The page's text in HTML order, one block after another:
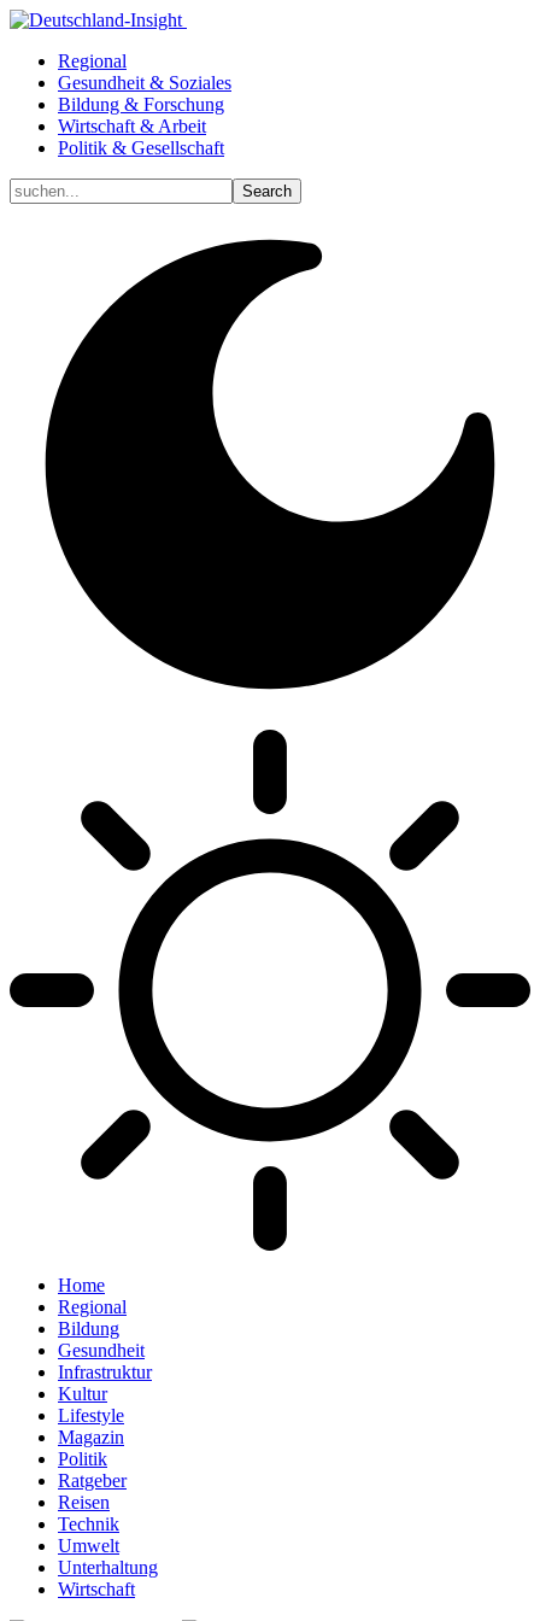
Regional
Gesundheit & Soziales
Bildung & Forschung
Wirtschaft & Arbeit
Politik & Gesellschaft
Home
Regional
Bildung
Gesundheit
Infrastruktur
Kultur
Lifestyle
Magazin
Politik
Ratgeber
Reisen
Technik
Umwelt
Unterhaltung
Wirtschaft